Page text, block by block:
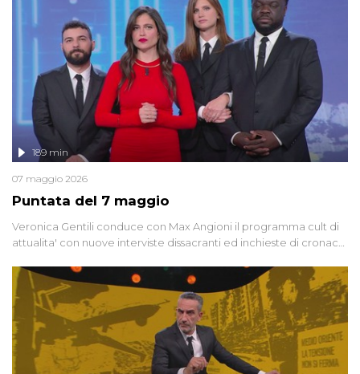
social network, talk show, piazze digitali e immaginario collettivo.
Puntata del 7 maggio
189 min
07 maggio 2026
Veronica Gentili conduce con Max Angioni il programma cult di
attualita' con nuove interviste dissacranti ed inchieste di cronaca